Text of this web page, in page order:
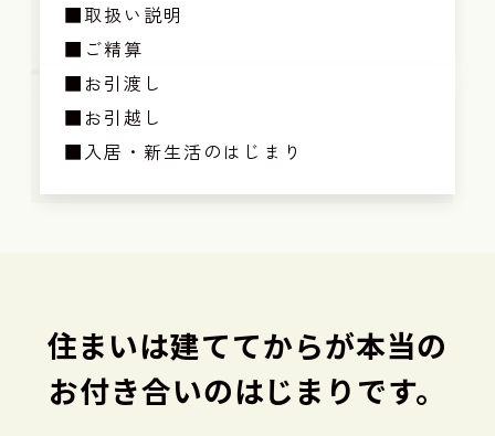
■取扱い説明
■ご精算
■お引渡し
■お引越し
■入居・新生活のはじまり
住まいは建ててからが本当の
お付き合いのはじまりです。